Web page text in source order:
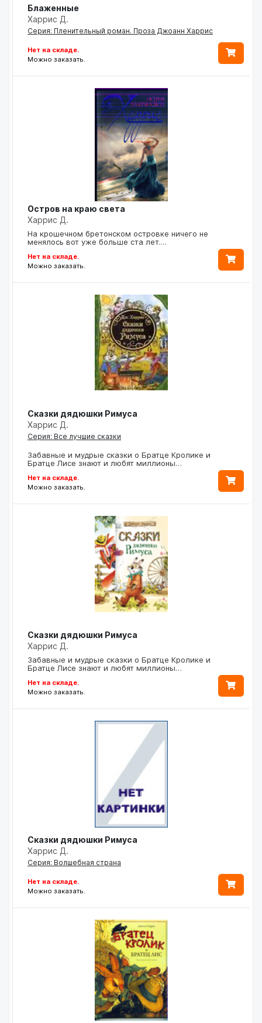
Блаженные
Харрис Д.
Серия: Пленительный роман. Проза Джоанн Харрис
Нет на складе.
Можно заказать.
Остров на краю света
Харрис Д.
На крошечном бретонском островке ничего не
менялось вот уже больше ста лет.…
Нет на складе.
Можно заказать.
Сказки дядюшки Римуса
Харрис Д.
Серия: Все лучшие сказки
Забавные и мудрые сказки о Братце Кролике и
Братце Лисе знают и любят миллионы…
Нет на складе.
Можно заказать.
Сказки дядюшки Римуса
Харрис Д.
Забавные и мудрые сказки о Братце Кролике и
Братце Лисе знают и любят миллионы…
Нет на складе.
Можно заказать.
Сказки дядюшки Римуса
Харрис Д.
Серия: Волшебная страна
Нет на складе.
Можно заказать.